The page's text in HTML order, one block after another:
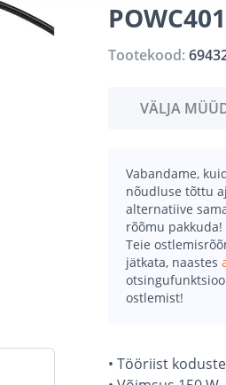
Tootekood:
VÄLJA
Vabandame,
nõudluse tõttu
alternatiive
rõõmu pakkuda!
Teie
jätkata, naastes
ostlemist!
• Tööriist